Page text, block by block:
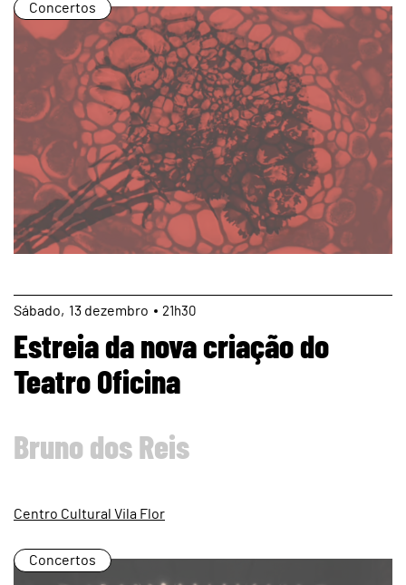
Concertos
page
13 dezembro
Sábado 21h30
Estreia da nova criação do
Teatro Oficina
Bruno dos Reis
Centro Cultural Vila Flor
Concertos